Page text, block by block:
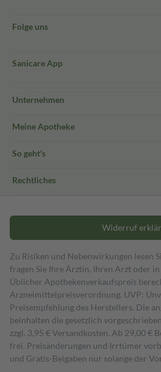
Folge uns
Sanicare App
Unternehmen
Meine Apotheke
So geht's
Rechtliches
Widerruf
Zu Risiken und Nebenwirkungen lesen
fragen Sie Ihre Ärztin, Ihren Arzt oder
Üblicher Apothekenverkaufspreis
Arzneimittelpreisverordnung. UVP:
Preisempfehlung des Herstellers. Die
beinhalten die gesetzlich
zzgl. 3,95 € Versandkosten. Ab 29,00 €
frei. Preisänderungen und Irrtümer
und Gratis-Beigaben nur solange der